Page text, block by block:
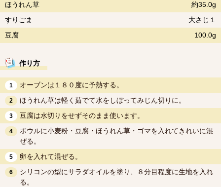
ほうれん草
約35.0g
すりごま
大さじ１
豆腐
100.0g
作り方
1 オーブンは１８０度に予熱する。
2 ほうれん草は軽く茹でて水をしぼってみじん切りに。
3 豆腐は水切りをせずそのまま使います。
4
ボウルに小麦粉・豆腐・ほうれん草・ゴマを入れてきれいに混
ぜる。
5 卵を入れて混ぜる。
6
シリコンの型にサラダオイルを塗り、８分目程度に生地を入れ
る。